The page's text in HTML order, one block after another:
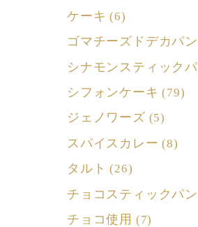
ケーキ (6)
ゴマチーズドデカパン
シナモンスティック
シフォンケーキ (79)
ジェノワーズ (5)
スパイスカレー (8)
タルト (26)
チョコスティックパン
チョコ使用 (7)